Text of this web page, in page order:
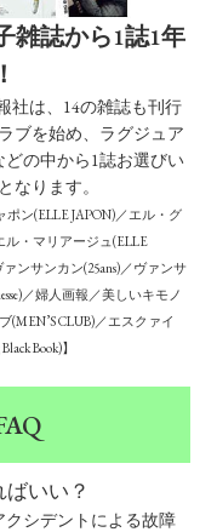
雑誌から1誌1年
社は、14の雑誌も刊行
ブを始め、ラグジュア
の中から1誌お選びい
なります。
ン(ELLE JAPON)／エル・グ
ル・マリアージュ(ELLE
ンサンカン(25ans)／ヴァンサ
／婦人画報／美しいキモノ
CLUB)／エスクァイ
Book)】
いい？
シデントによる故障